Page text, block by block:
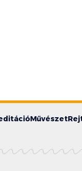
Művészet